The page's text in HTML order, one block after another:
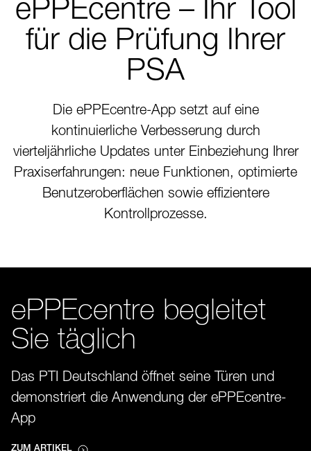
ePPEcentre – Ihr Tool
für die Prüfung Ihrer
PSA
Die ePPEcentre-App setzt auf eine
kontinuierliche Verbesserung durch
vierteljährliche Updates unter Einbeziehung Ihrer
Praxiserfahrungen: neue Funktionen, optimierte
Benutzeroberflächen sowie effizientere
Kontrollprozesse.
ePPEcentre begleitet
Sie täglich
Das PTI Deutschland öffnet seine Türen und
demonstriert die Anwendung der ePPEcentre-
App